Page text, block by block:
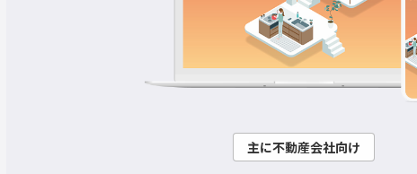
主に不動産会社向け